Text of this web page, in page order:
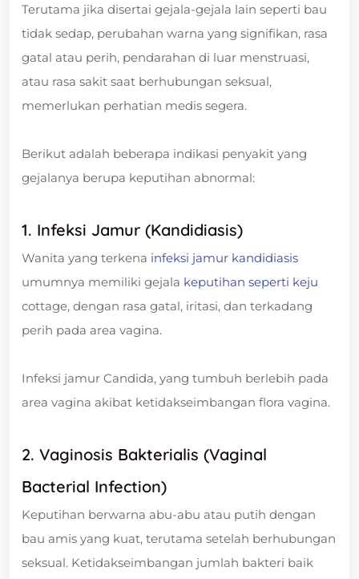
Terutama jika disertai gejala-gejala lain seperti bau
tidak sedap, perubahan warna yang signifikan, rasa
gatal atau perih, pendarahan di luar menstruasi,
atau rasa sakit saat berhubungan seksual,
memerlukan perhatian medis segera.
Berikut adalah beberapa indikasi penyakit yang
gejalanya berupa keputihan abnormal:
1. Infeksi Jamur (Kandidiasis)
Wanita yang terkena infeksi jamur kandidiasis
umumnya memiliki gejala keputihan seperti keju
cottage, dengan rasa gatal, iritasi, dan terkadang
perih pada area vagina.
Infeksi jamur Candida, yang tumbuh berlebih pada
area vagina akibat ketidakseimbangan flora vagina.
2. Vaginosis Bakterialis (Vaginal
Bacterial Infection)
Keputihan berwarna abu-abu atau putih dengan
bau amis yang kuat, terutama setelah berhubungan
seksual. Ketidakseimbangan jumlah bakteri baik